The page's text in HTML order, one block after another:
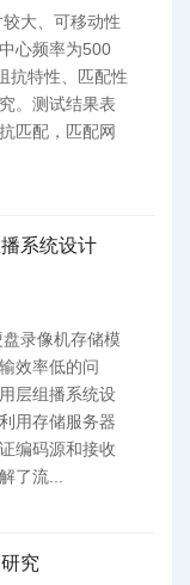
大、可移动性
心频率为500
抗特性、匹配性
。测试结果表
匹配，匹配网
系统设计
录像机存储模
效率低的问
层组播系统设
用存储服务器
编码源和接收
了流...
究